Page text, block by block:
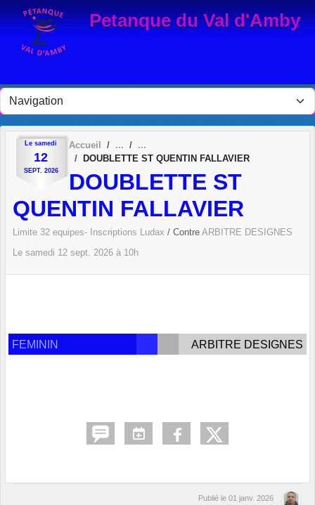
Petanque du Val d'Amby
Le samedi
12
SEPT. 2026
Accueil
DOUBLETTE ST QUENTIN FALLAVIER
DOUBLETTE ST
QUENTIN FALLAVIER
Limite 32 equipes- Inscriptions Ludax / Contre ARBITRE DESIGNES
Le samedi 12 sept. 2026 à 10h
FEMININ ARBITRE DESIGNES
Publié le 01 janv. 2026
Panneau de gestion des cookies